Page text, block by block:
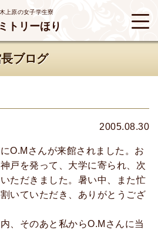
上原の女子学生寮
トリーほり
ブログ
2005.08.30
O.Mさんが来館されました。お
戸を発って、大学に寄られ、次
ただきました。暑い中、また忙
いていただき、ありがとうござ
、そのあと私からO.Mさんに当